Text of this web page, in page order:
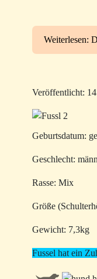
Weiterlesen:
Veröffentlicht:
Geburtsdatum:
Geschlecht:
Rasse: Mix
Größe
Gewicht: 7,3kg
Fussel hat ein